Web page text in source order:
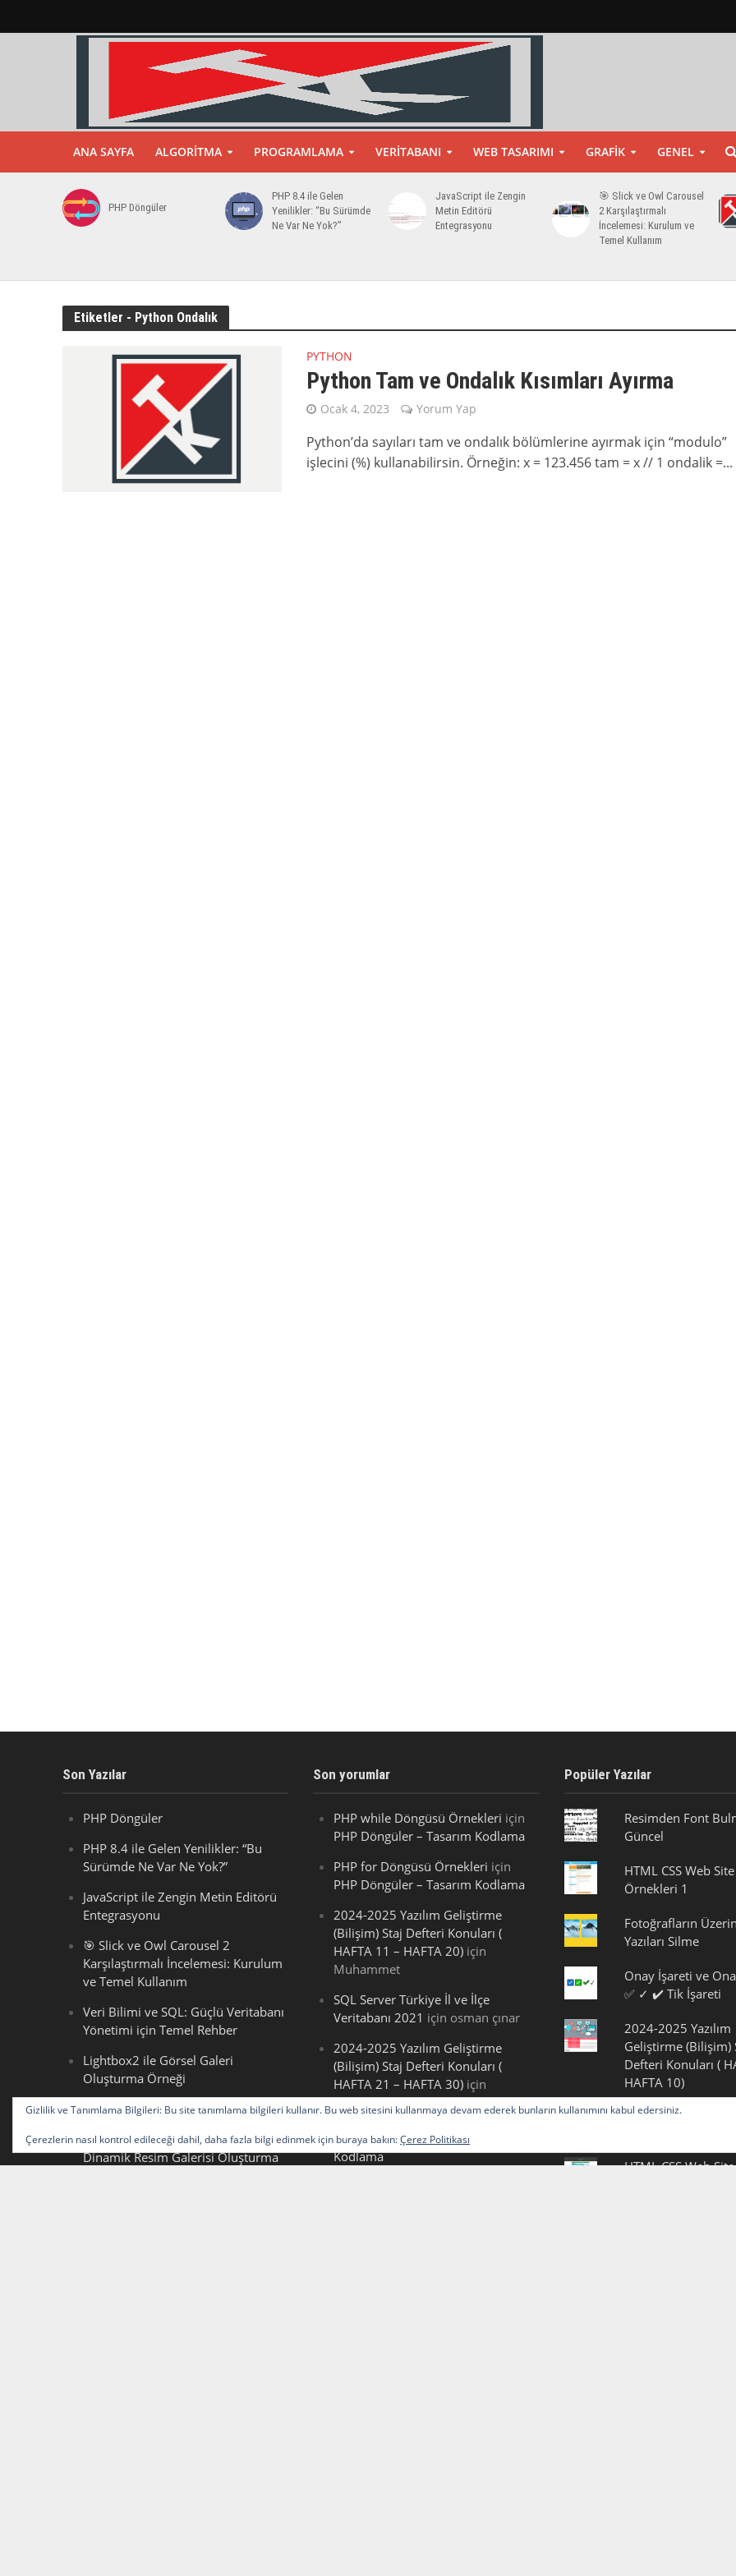
ANA SAYFA ALGORITMA PROGRAMLAMA VERITABANI WEB TASARIMI GRAFIK GENEL
PHP Döngüler
PHP 8.4 ile Gelen
Yenilikler: “Bu Sürümde
Ne Var Ne Yok?”
JavaScript ile Zengin
Metin Editörü
Entegrasyonu
🎯 Slick ve Owl Carousel
2 Karşılaştırmalı
İncelemesi: Kurulum ve
Temel Kullanım
Etiketler - Python Ondalık
PYTHON
Python Tam ve Ondalık Kısımları Ayırma
Ocak 4, 2023 Yorum Yap
Python’da sayıları tam ve ondalık bölümlerine ayırmak için “modulo”
işlecini (%) kullanabilirsin. Örneğin: x = 123.456 tam = x // 1 ondalik =...
Son Yazılar
PHP Döngüler
PHP 8.4 ile Gelen Yenilikler: “Bu
Sürümde Ne Var Ne Yok?”
JavaScript ile Zengin Metin Editörü
Entegrasyonu
🎯 Slick ve Owl Carousel 2
Karşılaştırmalı İncelemesi: Kurulum
ve Temel Kullanım
Veri Bilimi ve SQL: Güçlü Veritabanı
Yönetimi için Temel Rehber
Lightbox2 ile Görsel Galeri
Oluşturma Örneği
JavaScript Ders Notları
Parametresiz Fonksiyonlarla
Dinamik Resim Galerisi Oluşturma
Son yorumlar
PHP while Döngüsü Örnekleri için
PHP Döngüler – Tasarım Kodlama
PHP for Döngüsü Örnekleri için
PHP Döngüler – Tasarım Kodlama
2024-2025 Yazılım Geliştirme
(Bilişim) Staj Defteri Konuları (
HAFTA 11 – HAFTA 20) için
Muhammet
SQL Server Türkiye İl ve İlçe
Veritabanı 2021 için osman çınar
2024-2025 Yazılım Geliştirme
(Bilişim) Staj Defteri Konuları (
HAFTA 21 – HAFTA 30) için
2024-2025 Yazılım Geliştirme
(Bilişim) Staj Defteri Konuları (
HAFTA 11 – HAFTA 20) – Tasarım
Kodlama
Popüler Yazılar
Resimden Font
Güncel
HTML CSS Web Site
Örnekleri 1
Fotoğrafların
Yazıları Silme
Onay İşareti ve
✅ ✓ ✔️ Tik İşareti
2024-2025 Yazılım
Geliştirme (Bilişim)
Defteri Konuları (
HAFTA 10)
Kurdele Emojisi
HTML CSS Web Site
Gizlilik ve Tanımlama Bilgileri: Bu site tanımlama bilgileri kullanır. Bu web sitesini kullanmaya devam ederek bunların kullanımını kabul edersiniz.
Çerezlerin nasıl kontrol edileceği dahil, daha fazla bilgi edinmek için buraya bakın:Çerez Politikası